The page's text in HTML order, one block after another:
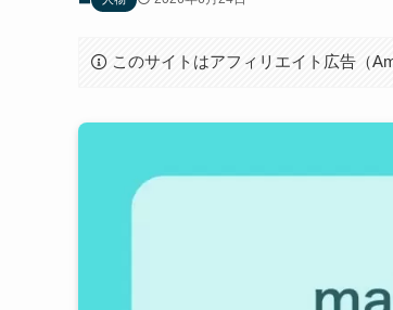
このサイトはアフィリエイト広告（